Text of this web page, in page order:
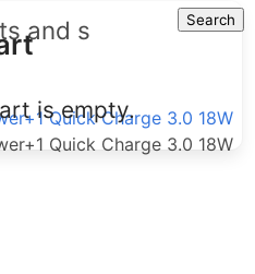
Search
is empty.
Quick Charge 3.0 18W
Quick Charge 3.0 18W